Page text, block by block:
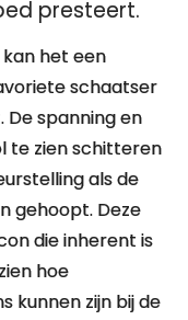
presteert.
het een
schaatser
spanning en
te zien schitteren
als de
gehoopt. Deze
die inherent is
hoe
kunnen zijn bij de